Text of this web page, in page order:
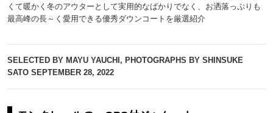
くて暖かく冬のアウターとして実用的なばかりでなく、お洒落っぷりも
最高峰の長～く愛用できる優秀ダウンコートを厳選紹介
SELECTED BY MAYU YAUCHI, PHOTOGRAPHS BY SHINSUKE
SATO SEPTEMBER 28, 2022